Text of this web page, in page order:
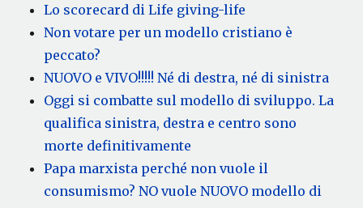
Lo scorecard di Life giving-life
Non votare per un modello cristiano è
peccato?
NUOVO e VIVO!!!!! Né di destra, né di sinistra
Oggi si combatte sul modello di sviluppo. La
qualifica sinistra, destra e centro sono
morte definitivamente
Papa marxista perché non vuole il
consumismo? NO vuole NUOVO modello di